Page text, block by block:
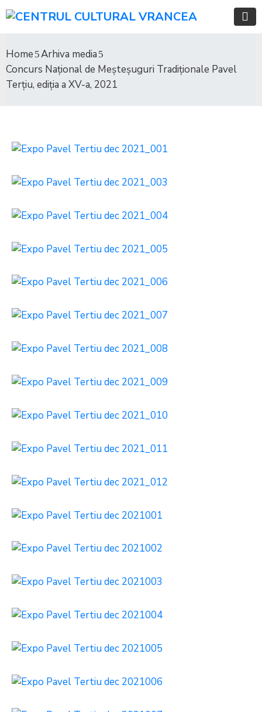
Home
Arhiva media
Concurs Naţional de Meşteşuguri Tradiţionale Pavel
Terţiu, ediţia a XV-a, 2021